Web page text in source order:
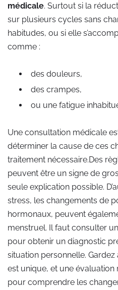
médicale. Surtout si la
sur plusieurs cycles sans
habitudes, ou si elle
comme :
des douleurs,
des crampes,
ou une fatigue
Une consultation médicale
déterminer la cause de ces
traitement nécessaire.Des
peuvent être un signe de
seule explication possible.
stress, les changements de
hormonaux, peuvent
menstruel. Il faut consulter
pour obtenir un diagnostic
situation personnelle.
est unique, et une évaluation
pour comprendre les